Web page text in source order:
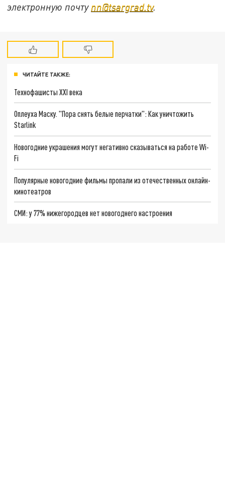
электронную почту nn@tsargrad.tv.
ЧИТАЙТЕ ТАКЖЕ:
Технофашисты XXI века
Оплеуха Маску. "Пора снять белые перчатки": Как уничтожить
Starlink
Новогодние украшения могут негативно сказываться на работе Wi-
Fi
Популярные новогодние фильмы пропали из отечественных онлайн-
кинотеатров
СМИ: у 77% нижегородцев нет новогоднего настроения